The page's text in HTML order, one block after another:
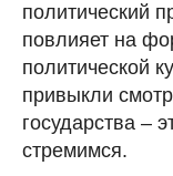
политический
повлияет на
политической
привыкли
государства –
стремимся.